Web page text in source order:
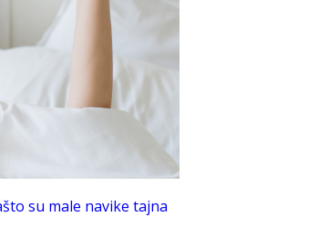
su male navike tajna